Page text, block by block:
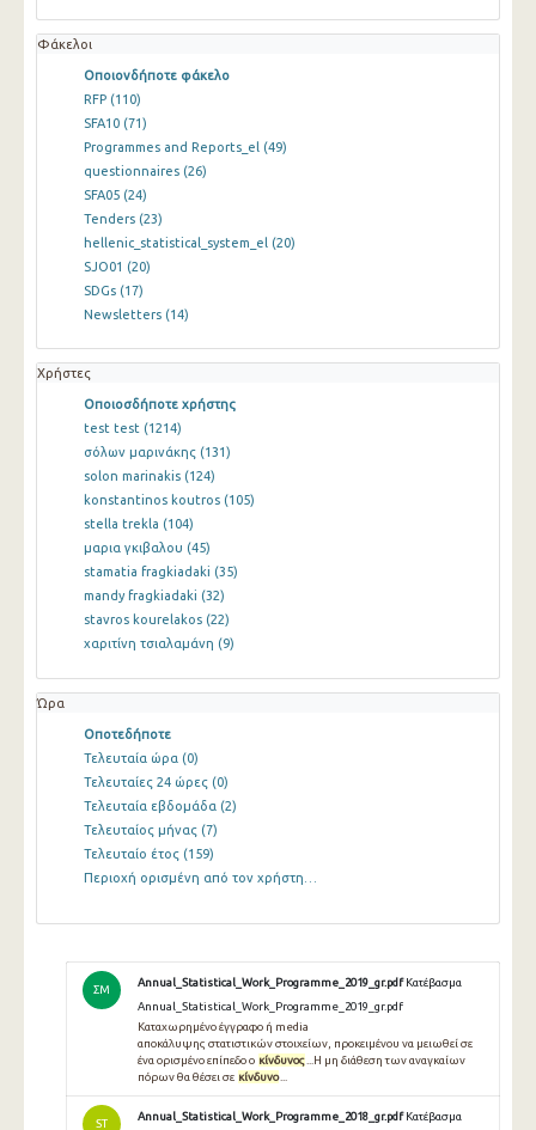
Φάκελοι
Οποιονδήποτε φάκελο
RFP (110)
SFA10 (71)
Programmes and Reports_el (49)
questionnaires (26)
SFA05 (24)
Tenders (23)
hellenic_statistical_system_el (20)
SJO01 (20)
SDGs (17)
Newsletters (14)
Χρήστες
Οποιοσδήποτε χρήστης
test test (1214)
σόλων μαρινάκης (131)
solon marinakis (124)
konstantinos koutros (105)
stella trekla (104)
μαρια γκιβαλου (45)
stamatia fragkiadaki (35)
mandy fragkiadaki (32)
stavros kourelakos (22)
χαριτίνη τσιαλαμάνη (9)
Ώρα
Οποτεδήποτε
Τελευταία ώρα (0)
Τελευταίες 24 ώρες (0)
Τελευταία εβδομάδα (2)
Τελευταίος μήνας (7)
Τελευταίο έτος (159)
Περιοχή ορισμένη από τον χρήστη…
ΣΜ
Annual_Statistical_Work_Programme_2019_gr.pdf Κατέβασμα
Annual_Statistical_Work_Programme_2019_gr.pdf
Καταχωρημένο έγγραφο ή media
αποκάλυψης στατιστικών στοιχείων, προκειμένου να μειωθεί σε
ένα ορισμένο επίπεδο ο κίνδυνος...Η μη διάθεση των αναγκαίων
πόρων θα θέσει σε κίνδυνο...
ST
Annual_Statistical_Work_Programme_2018_gr.pdf Κατέβασμα